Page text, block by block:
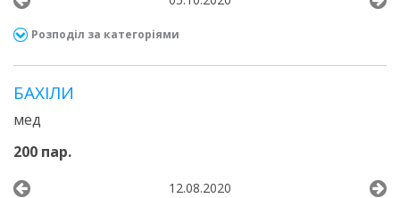
Розподіл за категоріями
БАХІЛИ
мед
200 пар.
12.08.2020